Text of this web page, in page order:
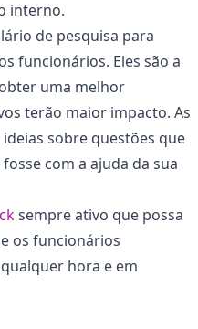
interno.
de pesquisa para
funcionários. Eles são a
uma melhor
terão maior impacto. As
sobre questões que
com a ajuda da sua
sempre ativo que possa
os funcionários
hora e em